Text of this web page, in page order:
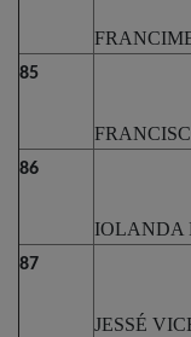
85
86
IOLANDA
87
JESSÉ